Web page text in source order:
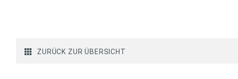
ZURÜCK ZUR ÜBERSICHT